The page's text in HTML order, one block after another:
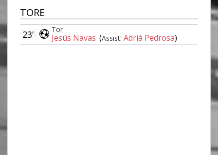
TORE
Tor
Jesús Navas (Assist: Adrià Pedrosa)
23'